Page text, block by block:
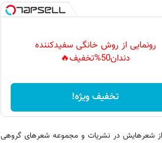
رونمایی از روش خانگی سفیدکننده
دندان50%تخفیف🔥
تخفیف ویژه!
شعرهایش در نشریات و مجموعه‌ شعرهای گروهی